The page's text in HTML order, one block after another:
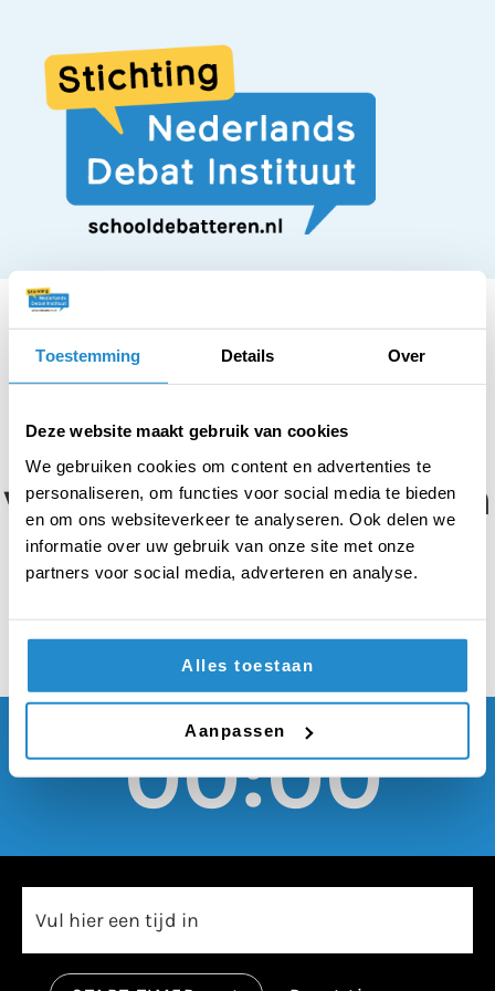
Toestemming Details Over
Deze website maakt gebruik van cookies
We gebruiken cookies om content en advertenties te
personaliseren, om functies voor social media te bieden
en om ons websiteverkeer te analyseren. Ook delen we
informatie over uw gebruik van onze site met onze
partners voor social media, adverteren en analyse.
Alles toestaan
Aanpassen
Groepsopdrachten
voor een cijfer moeten
worden afgeschaft
00:00